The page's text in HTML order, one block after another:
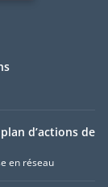
d’actions de
en réseau